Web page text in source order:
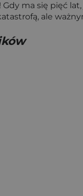
ma się pięć
ale